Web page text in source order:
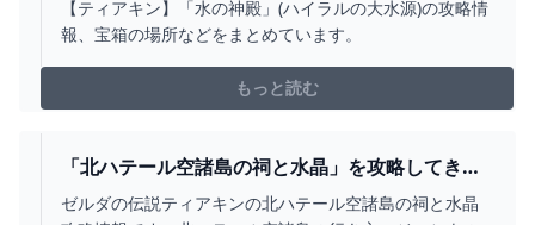
ィアキン ： ヘイグ攻略まとめWIKI
【ティアキン】「水の神殿」(ハイラルの大水源)の攻略情
報、宝箱の場所などをまとめています。
もっと読む
「北ハテール空諸島の祠と水晶」を攻略してきま
した - ゲームブログちゅこっと陽だまる
ゼルダの伝説ティアキンの北ハテール空諸島の祠と水晶